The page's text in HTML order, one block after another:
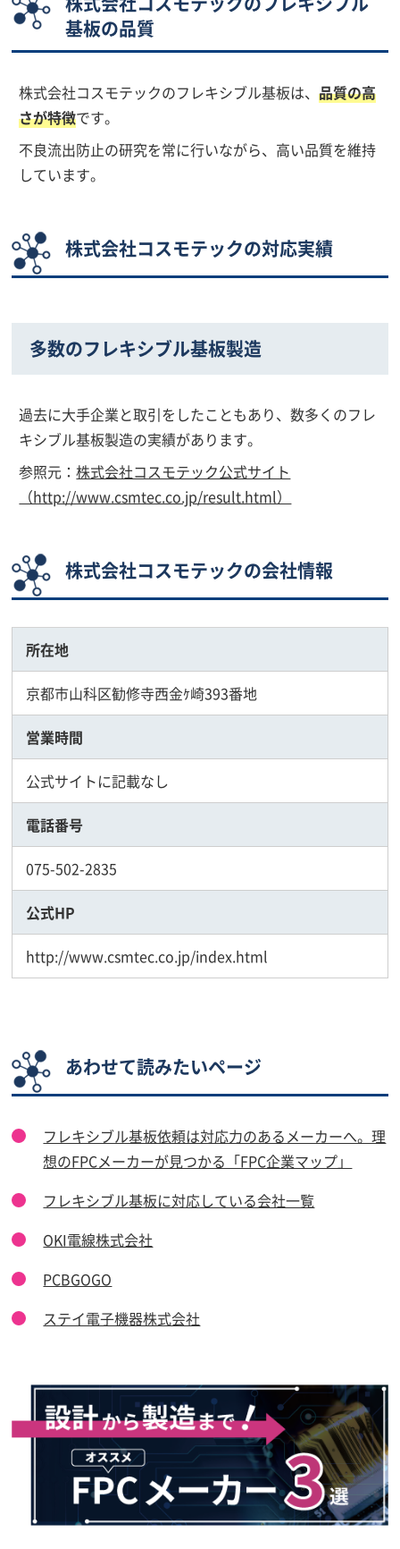
基板の品質
株式会社コスモテックのフレキシブル基板は、品質の高
さが特徴です。
不良流出防止の研究を常に行いながら、高い品質を維持
しています。
株式会社コスモテックの対応実績
多数のフレキシブル基板製造
過去に大手企業と取引をしたこともあり、数多くのフレ
キシブル基板製造の実績があります。
参照元：株式会社コスモテック公式サイト
（http://www.csmtec.co.jp/result.html）
株式会社コスモテックの会社情報
所在地
京都市山科区勧修寺西金ｹ崎393番地
営業時間
公式サイトに記載なし
電話番号
075-502-2835
公式HP
http://www.csmtec.co.jp/index.html
あわせて読みたいページ
フレキシブル基板依頼は対応力のあるメーカーへ。理
想のFPCメーカーが見つかる「FPC企業マップ」
フレキシブル基板に対応している会社一覧
OKI電線株式会社
PCBGOGO
ステイ電子機器株式会社